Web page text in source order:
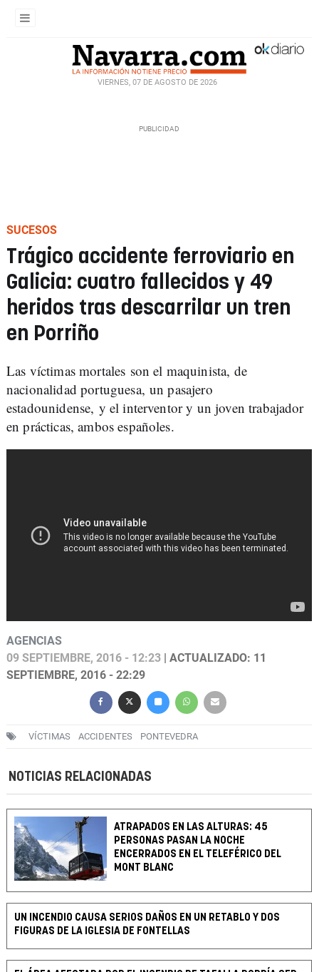
VIERNES, 07 DE AGOSTO DE 2026
SUCESOS
Trágico accidente ferroviario en
Galicia: cuatro fallecidos y 49
heridos tras descarrilar un tren
en Porriño
Las víctimas mortales son el maquinista, de
nacionalidad portuguesa, un pasajero
estadounidense, y el interventor y un joven trabajador
en prácticas, ambos españoles.
AGENCIAS
09 SEPTIEMBRE, 2016 - 12:23 | ACTUALIZADO: 11
SEPTIEMBRE, 2016 - 22:29
VÍCTIMAS ACCIDENTES PONTEVEDRA
NOTICIAS RELACIONADAS
ATRAPADOS EN LAS ALTURAS: 45
PERSONAS PASAN LA NOCHE
ENCERRADOS EN EL TELEFÉRICO DEL
MONT BLANC
UN INCENDIO CAUSA SERIOS DAÑOS EN UN RETABLO Y DOS
FIGURAS DE LA IGLESIA DE FONTELLAS